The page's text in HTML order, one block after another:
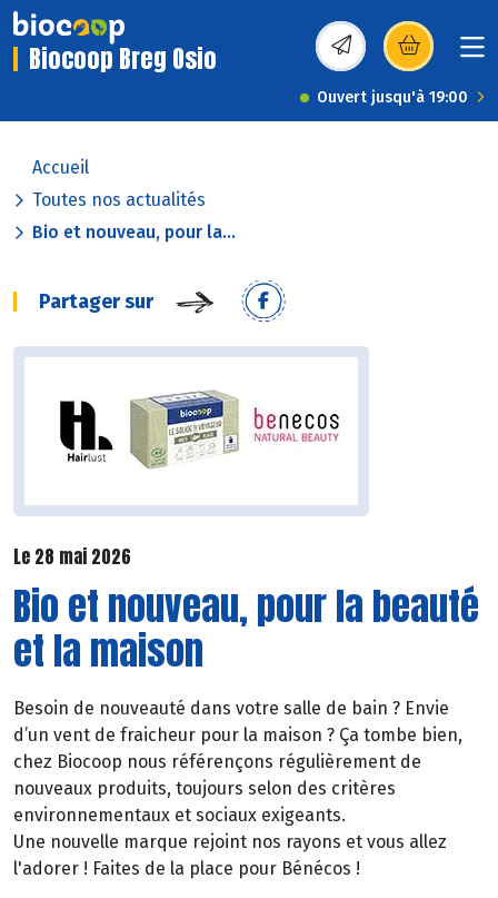
Biocoop Breg Osio (s’ouvre dans une
Ouvert jusqu'à 19:00
Accueil
Toutes nos actualités
Bio et nouveau, pour la...
Partager sur
Le 28 mai 2026
Bio et nouveau, pour la beauté
et la maison
Besoin de nouveauté dans votre salle de bain ? Envie
d’un vent de fraicheur pour la maison ? Ça tombe bien,
chez Biocoop nous référençons régulièrement de
nouveaux produits, toujours selon des critères
environnementaux et sociaux exigeants.
Une nouvelle marque rejoint nos rayons et vous allez
l'adorer ! Faites de la place pour Bénécos !